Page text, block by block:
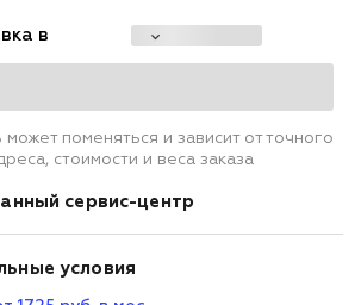
в
поменяться и зависит от точного
стоимости и веса заказа
сервис-центр
условия